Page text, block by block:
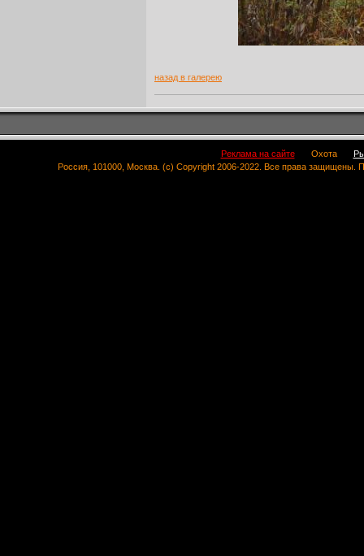
назад в галерею
Реклама на сайте Охота
Россия, 101000, Москва. (c) Copyright 2006-2022. Все права защищены.